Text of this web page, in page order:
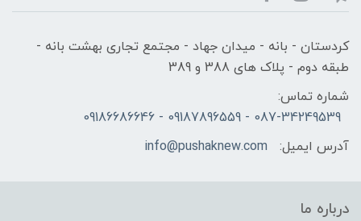
کردستان - بانه - میدان جهاد - مجتمع تجاری بهشت بانه -
طبقه دوم - پلاک های 388 و 389
شماره تماس:
087-34249539 - 09187896559 - 09186686646
آدرس ایمیل:
info@pushaknew.com
درباره ما